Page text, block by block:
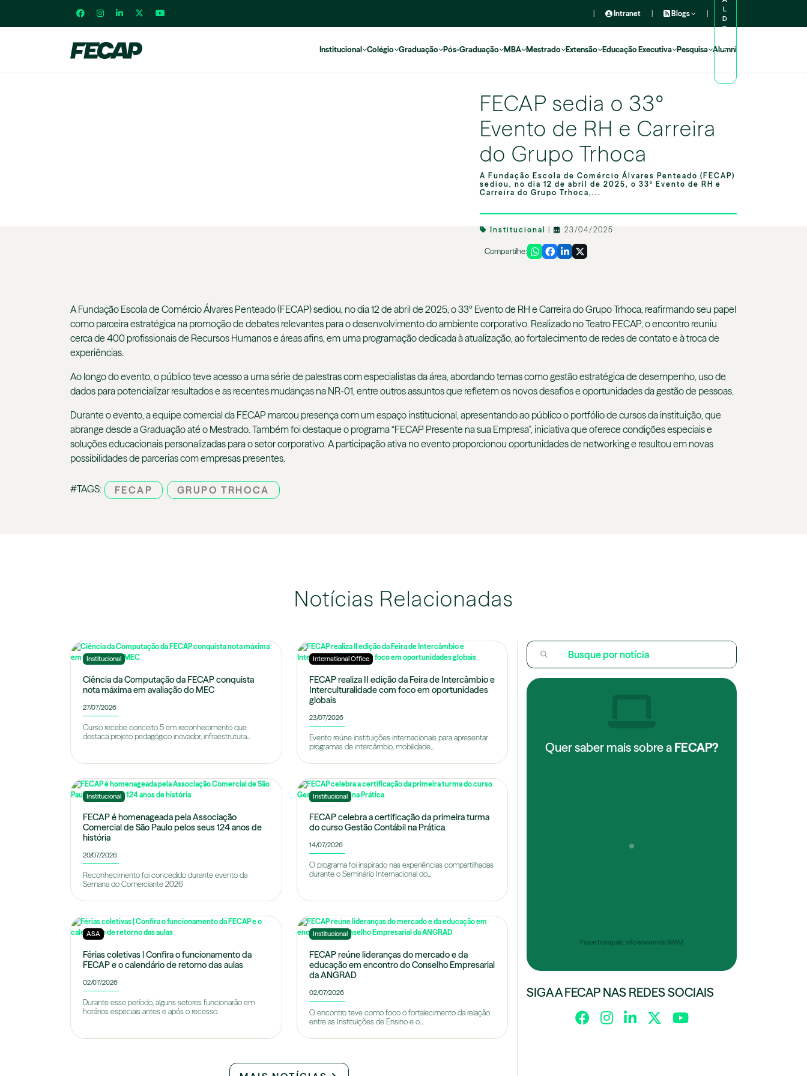
| Intranet | Blogs |
L
D
O
L
O
Institucional Colégio Graduação Pós-Graduação MBA Mestrado Extensão Educação Executiva Pesquisa Alumni
FECAP sedia o 33º
Evento de RH e Carreira
do Grupo Trhoca
A Fundação Escola de Comércio Álvares Penteado (FECAP)
sediou, no dia 12 de abril de 2025, o 33º Evento de RH e
Carreira do Grupo Trhoca,...
Institucional 23/04/2025
Compartilhe:
A Fundação Escola de Comércio Álvares Penteado (FECAP) sediou, no dia 12 de abril de 2025, o 33º Evento de RH e Carreira do Grupo Trhoca, reafirmando seu papel
como parceira estratégica na promoção de debates relevantes para o desenvolvimento do ambiente corporativo. Realizado no Teatro FECAP, o encontro reuniu
cerca de 400 profissionais de Recursos Humanos e áreas afins, em uma programação dedicada à atualização, ao fortalecimento de redes de contato e à troca de
experiências.
Ao longo do evento, o público teve acesso a uma série de palestras com especialistas da área, abordando temas como gestão estratégica de desempenho, uso de
dados para potencializar resultados e as recentes mudanças na NR-01, entre outros assuntos que refletem os novos desafios e oportunidades da gestão de pessoas.
Durante o evento, a equipe comercial da FECAP marcou presença com um espaço institucional, apresentando ao público o portfólio de cursos da instituição, que
abrange desde a Graduação até o Mestrado. Também foi destaque o programa “FECAP Presente na sua Empresa”, iniciativa que oferece condições especiais e
soluções educacionais personalizadas para o setor corporativo. A participação ativa no evento proporcionou oportunidades de networking e resultou em novas
possibilidades de parcerias com empresas presentes.
#TAGS: FECAP GRUPO TRHOCA
Notícias Relacionadas
Institucional
Ciência da Computação da FECAP conquista
nota máxima em avaliação do MEC
27/07/2026
Curso recebe conceito 5 em reconhecimento que
destaca projeto pedagógico inovador, infraestrutura...
International Office
FECAP realiza II edição da Feira de Intercâmbio e
Interculturalidade com foco em oportunidades
globais
23/07/2026
Evento reúne instituições internacionais para apresentar
programas de intercâmbio, mobilidade...
Institucional
FECAP é homenageada pela Associação
Comercial de São Paulo pelos seus 124 anos de
história
20/07/2026
Reconhecimento foi concedido durante evento da
Semana do Comerciante 2026
Institucional
FECAP celebra a certificação da primeira turma
do curso Gestão Contábil na Prática
14/07/2026
O programa foi inspirado nas experiências compartilhadas
durante o Seminário Internacional do...
ASA
Férias coletivas | Confira o funcionamento da
FECAP e o calendário de retorno das aulas
02/07/2026
Durante esse período, alguns setores funcionarão em
horários especiais antes e após o recesso.
Institucional
FECAP reúne lideranças do mercado e da
educação em encontro do Conselho Empresarial
da ANGRAD
02/07/2026
O encontro teve como foco o fortalecimento da relação
entre as Instituições de Ensino e o...
Quer saber mais sobre a FECAP?
Fique tranquilo, não enviamos SPAM
SIGA A FECAP NAS REDES SOCIAIS